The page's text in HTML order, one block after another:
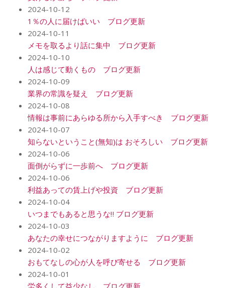
2024-10-12
1％の人に届けばいい ブログ更新
2024-10-11
メモを取るより話に集中 ブログ更新
2024-10-10
人は感じて動くもの ブログ更新
2024-10-09
業界の常識を疑え ブログ更新
2024-10-08
情報は事前にあらゆる所から入手すべき ブログ更新
2024-10-07
知らないということ(無知)は おそろしい ブログ更新
2024-10-06
面倒がらずに一歩前へ ブログ更新
2024-10-06
利益あっての賃上げや投資 ブログ更新
2024-10-04
いつまでもあると思うな‼️ ブログ更新
2024-10-03
あなたの幸せにつながりますように ブログ更新
2024-10-02
おもてなしの心が人を呼び寄せる ブログ更新
2024-10-01